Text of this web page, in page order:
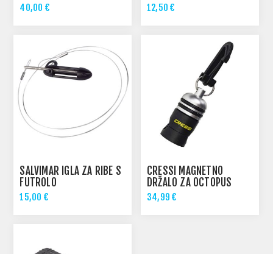
40,00 € 12,50 €
SALVIMAR IGLA ZA RIBE S
FUTROLO
15,00 €
CRESSI MAGNETNO
DRŽALO ZA OCTOPUS
34,99 €